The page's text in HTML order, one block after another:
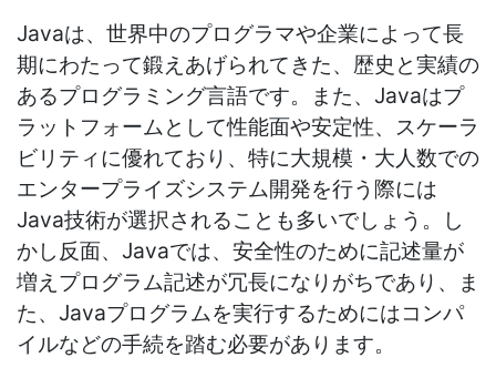
Javaは、世界中のプログラマや企業によって長
期にわたって鍛えあげられてきた、歴史と実績の
あるプログラミング言語です。また、Javaはプ
ラットフォームとして性能面や安定性、スケーラ
ビリティに優れており、特に大規模・大人数での
エンタープライズシステム開発を行う際には
Java技術が選択されることも多いでしょう。し
かし反面、Javaでは、安全性のために記述量が
増えプログラム記述が冗長になりがちであり、ま
た、Javaプログラムを実行するためにはコンパ
イルなどの手続を踏む必要があります。